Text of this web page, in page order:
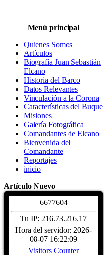
Menú principal
Quienes Somos
Artículos
Biografía Juan Sebastián
Elcano
Historia del Barco
Datos Relevantes
Vinculación a la Corona
Características del Buque
Misiones
Galería Fotográfica
Comandantes de Elcano
Bienvenida del
Comandante
Reportajes
inicio
Artículo Nuevo
6677604
Tu IP: 216.73.216.17
Hora del servidor: 2026-
08-07 16:22:09
Visitors Counter